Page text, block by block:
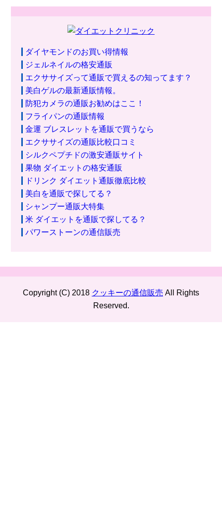
ダイヤモンドのお買い得情報
ジェルネイルの格安通販
エクササイズって通販で買えるの知ってます？
美白ゲルの最新通販情報。
防犯カメラの通販お勧めはここ！
フライパンの通販情報
金運 ブレスレットを通販で買うなら
エクササイズの通販比較口コミ
シルクペプチドの激安通販サイト
果物 ダイエットの格安通販
ドリンク ダイエット通販徹底比較
美白を通販で探してる？
シャンプー通販大特集
米 ダイエットを通販で探してる？
パワーストーンの通信販売
Copyright (C) 2018 クッキーの通信販売 All Rights
Reserved.